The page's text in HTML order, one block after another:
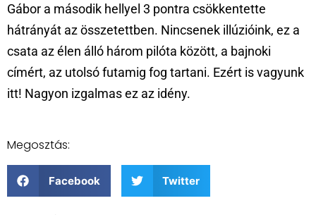
Gábor a második hellyel 3 pontra csökkentette
hátrányát az összetettben. Nincsenek illúzióink, ez a
csata az élen álló három pilóta között, a bajnoki
címért, az utolsó futamig fog tartani. Ezért is vagyunk
itt! Nagyon izgalmas ez az idény.
Megosztás:
Facebook Twitter